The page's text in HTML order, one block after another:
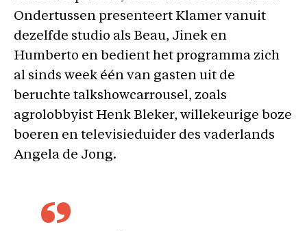
Ondertussen presenteert Klamer vanuit
dezelfde studio als Beau, Jinek en
Humberto en bedient het programma zich
al sinds week één van gasten uit de
beruchte talkshowcarrousel, zoals
agrolobbyist Henk Bleker, willekeurige boze
boeren en televisieduider des vaderlands
Angela de Jong.